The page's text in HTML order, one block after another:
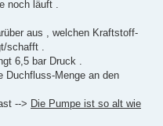
noch läuft .
aus , welchen Kraftstoff-
schafft .
6,5 bar Druck .
Duchfluss-Menge an den
--> Die Pumpe ist so alt wie